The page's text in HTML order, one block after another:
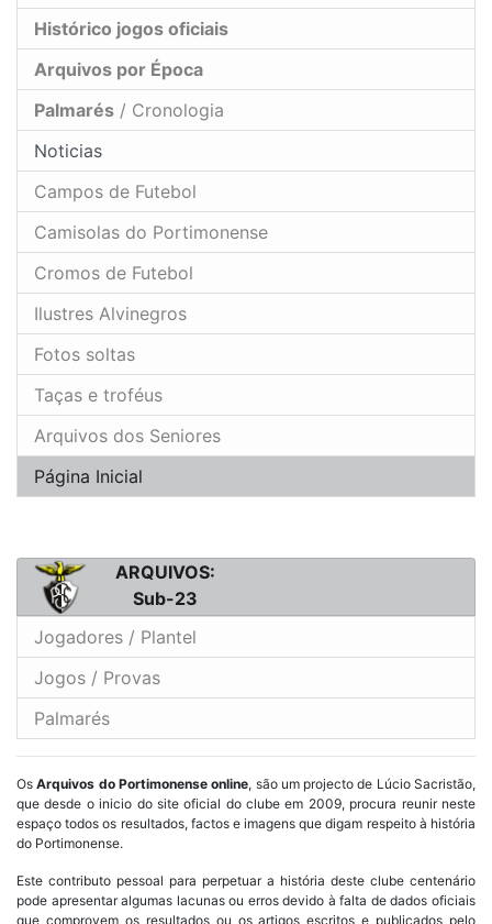
Histórico jogos oficiais
Arquivos por Época
Palmarés / Cronologia
Noticias
Campos de Futebol
Camisolas do Portimonense
Cromos de Futebol
Ilustres Alvinegros
Fotos soltas
Taças e troféus
Arquivos dos Seniores
Página Inicial
ARQUIVOS:
Sub-23
Jogadores / Plantel
Jogos / Provas
Palmarés
OsArquivos do Portimonense online, são um projecto de Lúcio Sacristão,
que desde o inicio do site oficial do clube em 2009, procura reunir neste
espaço todos os resultados, factos e imagens que digam respeito à história
do Portimonense.
Este contributo pessoal para perpetuar a história deste clube centenário
pode apresentar algumas lacunas ou erros devido à falta de dados oficiais
que comprovem os resultados ou os artigos escritos e publicados pelo